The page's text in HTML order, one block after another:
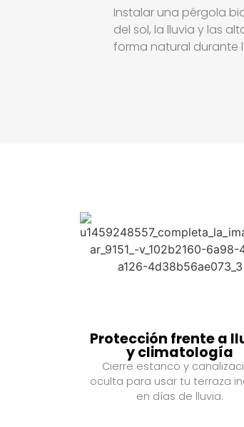
Instalar una pérgola
del sol, la lluvia y las
forma natural durante
Protección frente a
y climatología
Cierre estanco y
oculta para usar tu terraza
en días de lluvia.